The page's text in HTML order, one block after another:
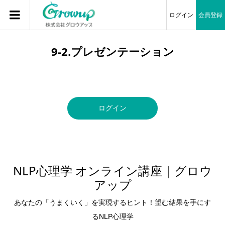
ログイン 会員登録
9-2.プレゼンテーション
ログイン
NLP心理学 オンライン講座｜グロウ
アップ
あなたの「うまくいく」を実現するヒント！望む結果を手にす
るNLP心理学